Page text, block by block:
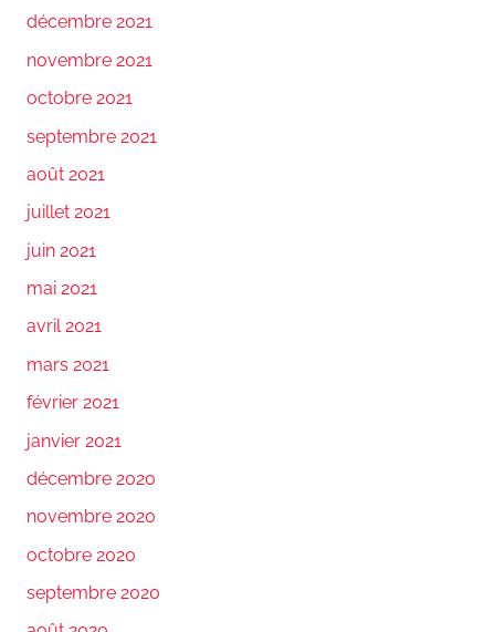
décembre 2021
novembre 2021
octobre 2021
septembre 2021
août 2021
juillet 2021
juin 2021
mai 2021
avril 2021
mars 2021
février 2021
janvier 2021
décembre 2020
novembre 2020
octobre 2020
septembre 2020